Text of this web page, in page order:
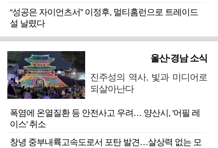
“성공은 자이언츠서” 이정후, 멀티홈런으로 트레이드
설 날렸다
울산·경남 소식
진주성의 역사, 빛과 미디어로
되살아난다
폭염에 온열질환 등 안전사고 우려… 양산시, '어필 레
이스' 취소
창녕 중부내륙고속도로서 포탄 발견…살상력 없는 모